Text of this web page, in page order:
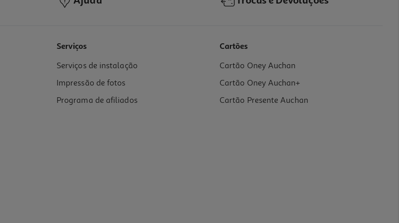
Serviços
Serviços de instalação
Impressão de fotos
Programa de afiliados
Cartões
Cartão Oney Auchan
Cartão Oney Auchan+
Cartão Presente Auchan